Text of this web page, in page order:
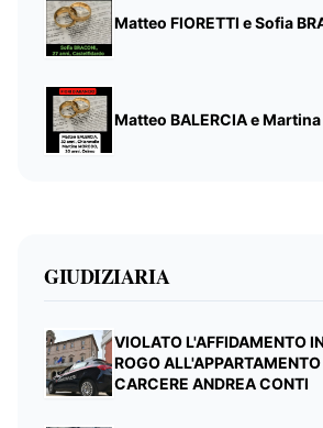
Matteo FIORETTI e Sofia
Matteo BALERCIA e Martina
GIUDIZIARIA
VIOLATO L'AFFIDAMENTO
ROGO
CARCERE ANDREA CONTI